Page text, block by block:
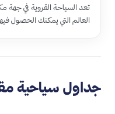
تعد السياحة القروية في جهة
العالم التي يمكنك الحصول
جداول سياحية